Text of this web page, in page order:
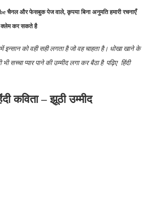
चैनल और फेसबुक पेज वाले, कृपया बिना अनुमति हमारी रचनाएँ
क्लेम कर सकते है
इन्सान को वही सही लगता है जो वह चाहता है। धोखा खाने के
सच्चा प्यार पाने की उम्मीद लगा कर बैठा है पढ़िए हिंदी
कविता – झूठी उम्मीद